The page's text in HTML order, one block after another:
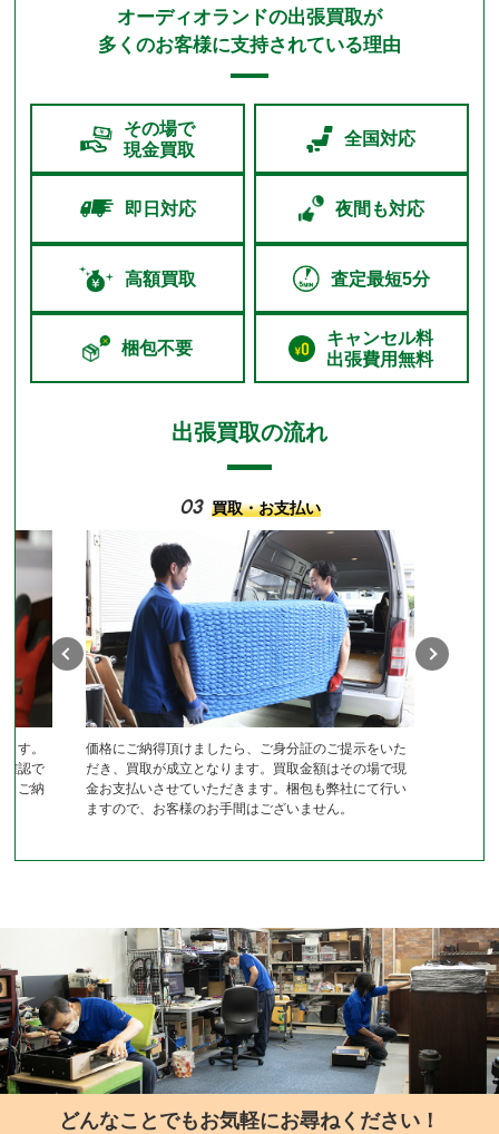
オーディオランドの出張買取が
多くのお客様に支持されている理由
その場で
現金買取
全国対応
即日対応 夜間も対応
高額買取 査定最短5分
梱包不要
キャンセル料
出張費用無料
出張買取の流れ
す。
確認で
、ご納
03 買取・お支払い
価格にご納得頂けましたら、ご身分証のご提示をいた
だき、買取が成立となります。買取金額はその場で現
金お支払いさせていただきます。梱包も弊社にて行い
ますので、お客様のお手間はございません。
どんなことでもお気軽にお尋ねください！